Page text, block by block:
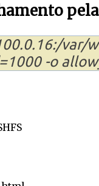
var/
-o